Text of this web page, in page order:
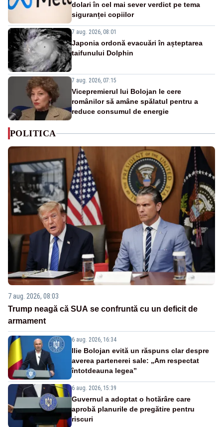
dolari în cel mai sever verdict pe tema
siguranței copiilor
7 aug. 2026, 08:01
Japonia ordonă evacuări în așteptarea
taifunului Dolphin
7 aug. 2026, 07:15
Vicepremierul lui Bolojan le cere
românilor să amâne spălatul pentru a
reduce consumul de energie
POLITICA
7 aug. 2026, 08:03
Trump neagă că SUA se confruntă cu un deficit de
armament
6 aug. 2026, 16:34
Ilie Bolojan evită un răspuns clar despre
averea partenerei sale: „Am respectat
întotdeauna legea”
6 aug. 2026, 15:39
Guvernul a adoptat o hotărâre care
aprobă planurile de pregătire pentru
riscuri